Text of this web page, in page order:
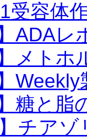
受容体
ADAレ
メトホ
糖と脂
】チア